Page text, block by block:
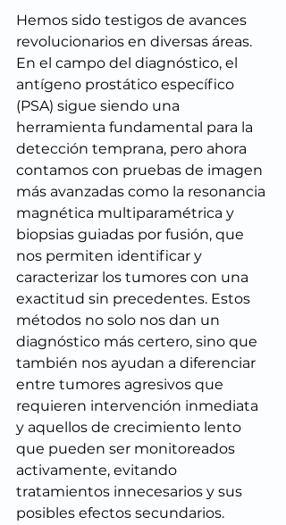
Hemos sido testigos de avances
revolucionarios en diversas áreas.
En el campo del diagnóstico, el
antígeno prostático específico
(PSA) sigue siendo una
herramienta fundamental para la
detección temprana, pero ahora
contamos con pruebas de imagen
más avanzadas como la resonancia
magnética multiparamétrica y
biopsias guiadas por fusión, que
nos permiten identificar y
caracterizar los tumores con una
exactitud sin precedentes. Estos
métodos no solo nos dan un
diagnóstico más certero, sino que
también nos ayudan a diferenciar
entre tumores agresivos que
requieren intervención inmediata
y aquellos de crecimiento lento
que pueden ser monitoreados
activamente, evitando
tratamientos innecesarios y sus
posibles efectos secundarios.